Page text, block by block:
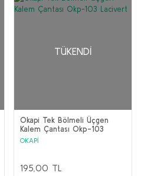
TÜKENDI
Okapi Tek Bölmeli Üçgen
Kalem Çantası Okp-103
Lacivert
OKAPİ
195,00 TL